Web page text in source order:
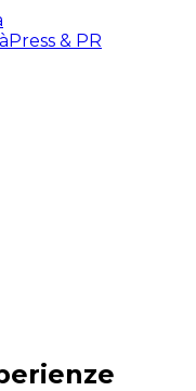
Press & PR
Esperienze